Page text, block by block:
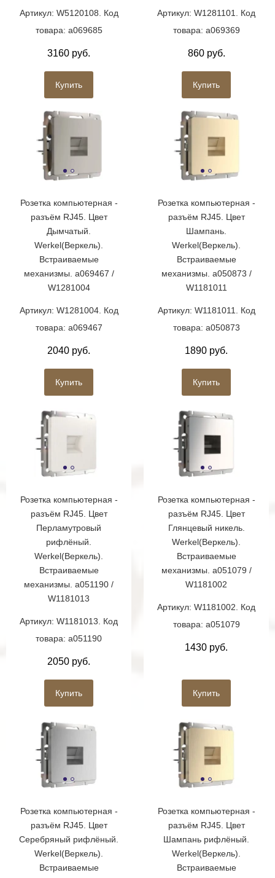
Артикул: W5120108. Код
товара: a069685
3160 руб.
Купить
Артикул: W1281101. Код
товара: a069369
860 руб.
Купить
Розетка компьютерная -
разъём RJ45. Цвет
Дымчатый.
Werkel(Веркель).
Встраиваемые
механизмы. a069467 /
W1281004
Артикул: W1281004. Код
товара: a069467
2040 руб.
Купить
Розетка компьютерная -
разъём RJ45. Цвет
Шампань.
Werkel(Веркель).
Встраиваемые
механизмы. a050873 /
W1181011
Артикул: W1181011. Код
товара: a050873
1890 руб.
Купить
Розетка компьютерная -
разъём RJ45. Цвет
Перламутровый
рифлёный.
Werkel(Веркель).
Встраиваемые
механизмы. a051190 /
W1181013
Артикул: W1181013. Код
товара: a051190
2050 руб.
Купить
Розетка компьютерная -
разъём RJ45. Цвет
Глянцевый никель.
Werkel(Веркель).
Встраиваемые
механизмы. a051079 /
W1181002
Артикул: W1181002. Код
товара: a051079
1430 руб.
Купить
Розетка компьютерная -
разъём RJ45. Цвет
Серебряный рифлёный.
Werkel(Веркель).
Встраиваемые
Розетка компьютерная -
разъём RJ45. Цвет
Шампань рифлёный.
Werkel(Веркель).
Встраиваемые